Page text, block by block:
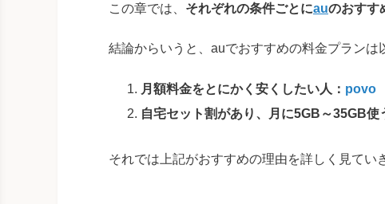
この章では、 それぞれの条件ごとにauのおすす
結論からいうと、auでおすすめの料金プランは
月額料金をとにかく安くしたい人： povo
自宅セット割があり、月に5GB～35GB使
それでは上記がおすすめの理由を詳しく見てい